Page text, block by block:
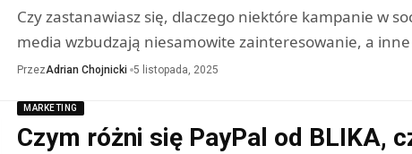
Czy zastanawiasz się, dlaczego niektóre kampanie w
media wzbudzają niesamowite zainteresowanie, a
PrzezAdrian Chojnicki 5 listopada, 2025
MARKETING
Czym różni się PayPal od BLIKA,